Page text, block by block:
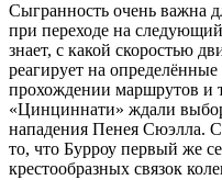
Сыгранность очень важна
при переходе на
знает, с какой скоростью
реагирует на
прохождении маршрутов и
«Цинциннати» ждали
нападения Пенея Сюэлла.
то, что Бурроу первый же
крестообразных связок